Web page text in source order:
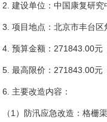
2. 建设单位：中国康复研究
3. 项目地点：北京市丰台区
4. 预算金额：271843.00元
5. 最高限价：271843.00元
6. 主要改造内容：
（1）防汛应急改造：格栅